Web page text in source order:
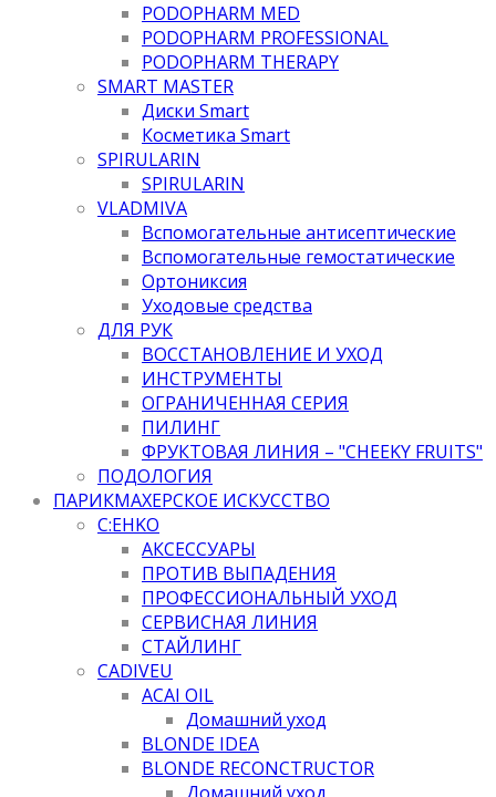
PODOPHARM MED
PODOPHARM PROFESSIONAL
PODOPHARM THERAPY
SMART MASTER
Диски Smart
Косметика Smart
SPIRULARIN
SPIRULARIN
VLADMIVA
Вспомогательные антисептические
Вспомогательные гемостатические
Ортониксия
Уходовые средства
ДЛЯ РУК
ВОССТАНОВЛЕНИЕ И УХОД
ИНСТРУМЕНТЫ
ОГРАНИЧЕННАЯ СЕРИЯ
ПИЛИНГ
ФРУКТОВАЯ ЛИНИЯ – "CHEEKY FRUITS"
ПОДОЛОГИЯ
ПАРИКМАХЕРСКОЕ ИСКУССТВО
C:EHKO
АКСЕССУАРЫ
ПРОТИВ ВЫПАДЕНИЯ
ПРОФЕССИОНАЛЬНЫЙ УХОД
СЕРВИСНАЯ ЛИНИЯ
СТАЙЛИНГ
CADIVEU
ACAI OIL
Домашний уход
BLONDE IDEA
BLONDE RECONCTRUCTOR